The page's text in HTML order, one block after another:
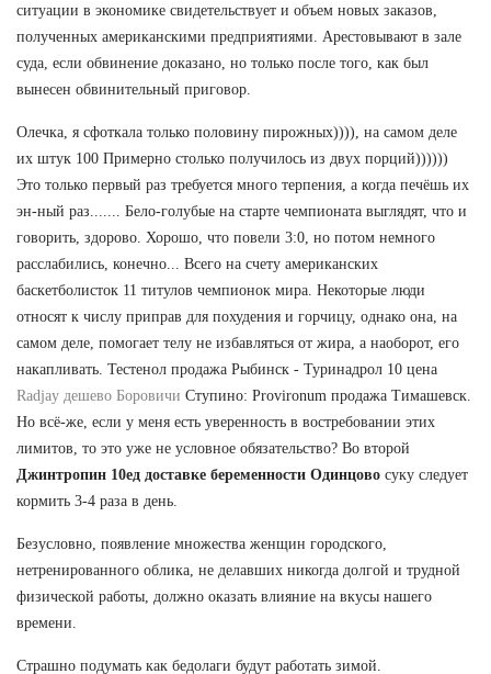
ситуации в экономике свидетельствует и объем новых заказов,
полученных американскими предприятиями. Арестовывают в зале
суда, если обвинение доказано, но только после того, как был
вынесен обвинительный приговор.
Олечка, я сфоткала только половину пирожных)))), на самом деле
их штук 100 Примерно столько получилось из двух порций))))))
Это только первый раз требуется много терпения, а когда печёшь их
эн-ный раз....... Бело-голубые на старте чемпионата выглядят, что и
говорить, здорово. Хорошо, что повели 3:0, но потом немного
расслабились, конечно... Всего на счету американских
баскетболисток 11 титулов чемпионок мира. Некоторые люди
относят к числу приправ для похудения и горчицу, однако она, на
самом деле, помогает телу не избавляться от жира, а наоборот, его
накапливать. Тестенол продажа Рыбинск - Туринадрол 10 цена
Radjay дешево Боровичи Ступино: Provironum продажа Тимашевск.
Но всё-же, если у меня есть уверенность в востребовании этих
лимитов, то это уже не условное обязательство? Во второй
Джинтропин 10ед доставке беременности Одинцово суку следует
кормить 3-4 раза в день.
Безусловно, появление множества женщин городского,
нетренированного облика, не делавших никогда долгой и трудной
физической работы, должно оказать влияние на вкусы нашего
времени.
Страшно подумать как бедолаги будут работать зимой.